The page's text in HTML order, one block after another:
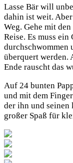
Lasse Bär will
dahin ist weit.
Weg. Gehe mit
Reise. Es muss
durchschwommen
überquert werden.
Ende rauscht das
Auf 24 bunten
und mit dem
der ihn und
großer Spaß für